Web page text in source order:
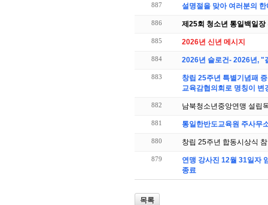
887 설명절을 맞아 여러분의
886 제25회 청소년 통일백일
885 2026년 신년 메시지
884 2026년 슬로건- 2026년, "
883
창립 25주년 특별기념패
교육감협의회로 명칭이 변
882 남북청소년중앙연맹 설립
881 통일한반도교육원 주사무
880 창립 25주년 합동시상식
879
연맹 강사진 12월 31일자
종료
목록